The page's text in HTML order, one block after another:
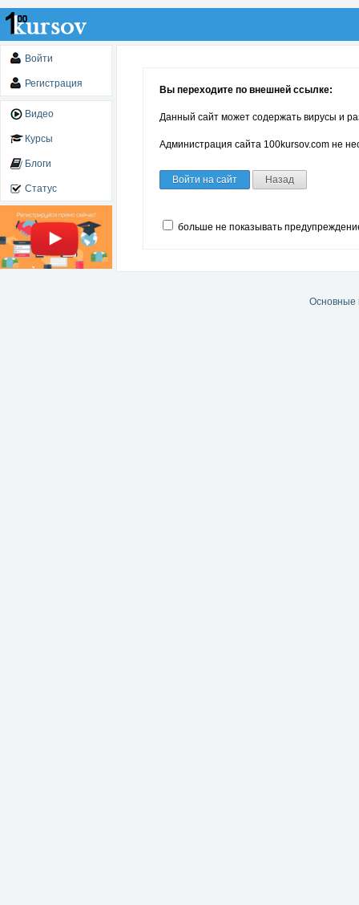
Войти
Регистрация
Видео
Курсы
Блоги
Статус
Вы переходите по внешней ссылке:
Данный сайт может содержать вирусы и
Администрация сайта 100kursov.com не
Войти на сайт Назад
больше не показывать
Основные